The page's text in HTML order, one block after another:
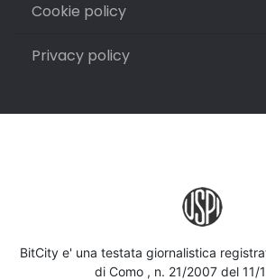
Cookie policy
Privacy policy
BitCity e' una testata giornalistica
di Como , n. 21/2007 del 11/